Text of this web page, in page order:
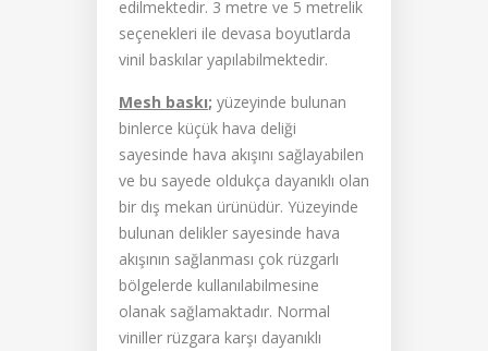
edilmektedir. 3 metre ve 5 metrelik
seçenekleri ile devasa boyutlarda
vinil baskılar yapılabilmektedir.
Mesh baskı; yüzeyinde bulunan
binlerce küçük hava deliği
sayesinde hava akışını sağlayabilen
ve bu sayede oldukça dayanıklı olan
bir dış mekan ürünüdür. Yüzeyinde
bulunan delikler sayesinde hava
akışının sağlanması çok rüzgarlı
bölgelerde kullanılabilmesine
olanak sağlamaktadır. Normal
viniller rüzgara karşı dayanıklı